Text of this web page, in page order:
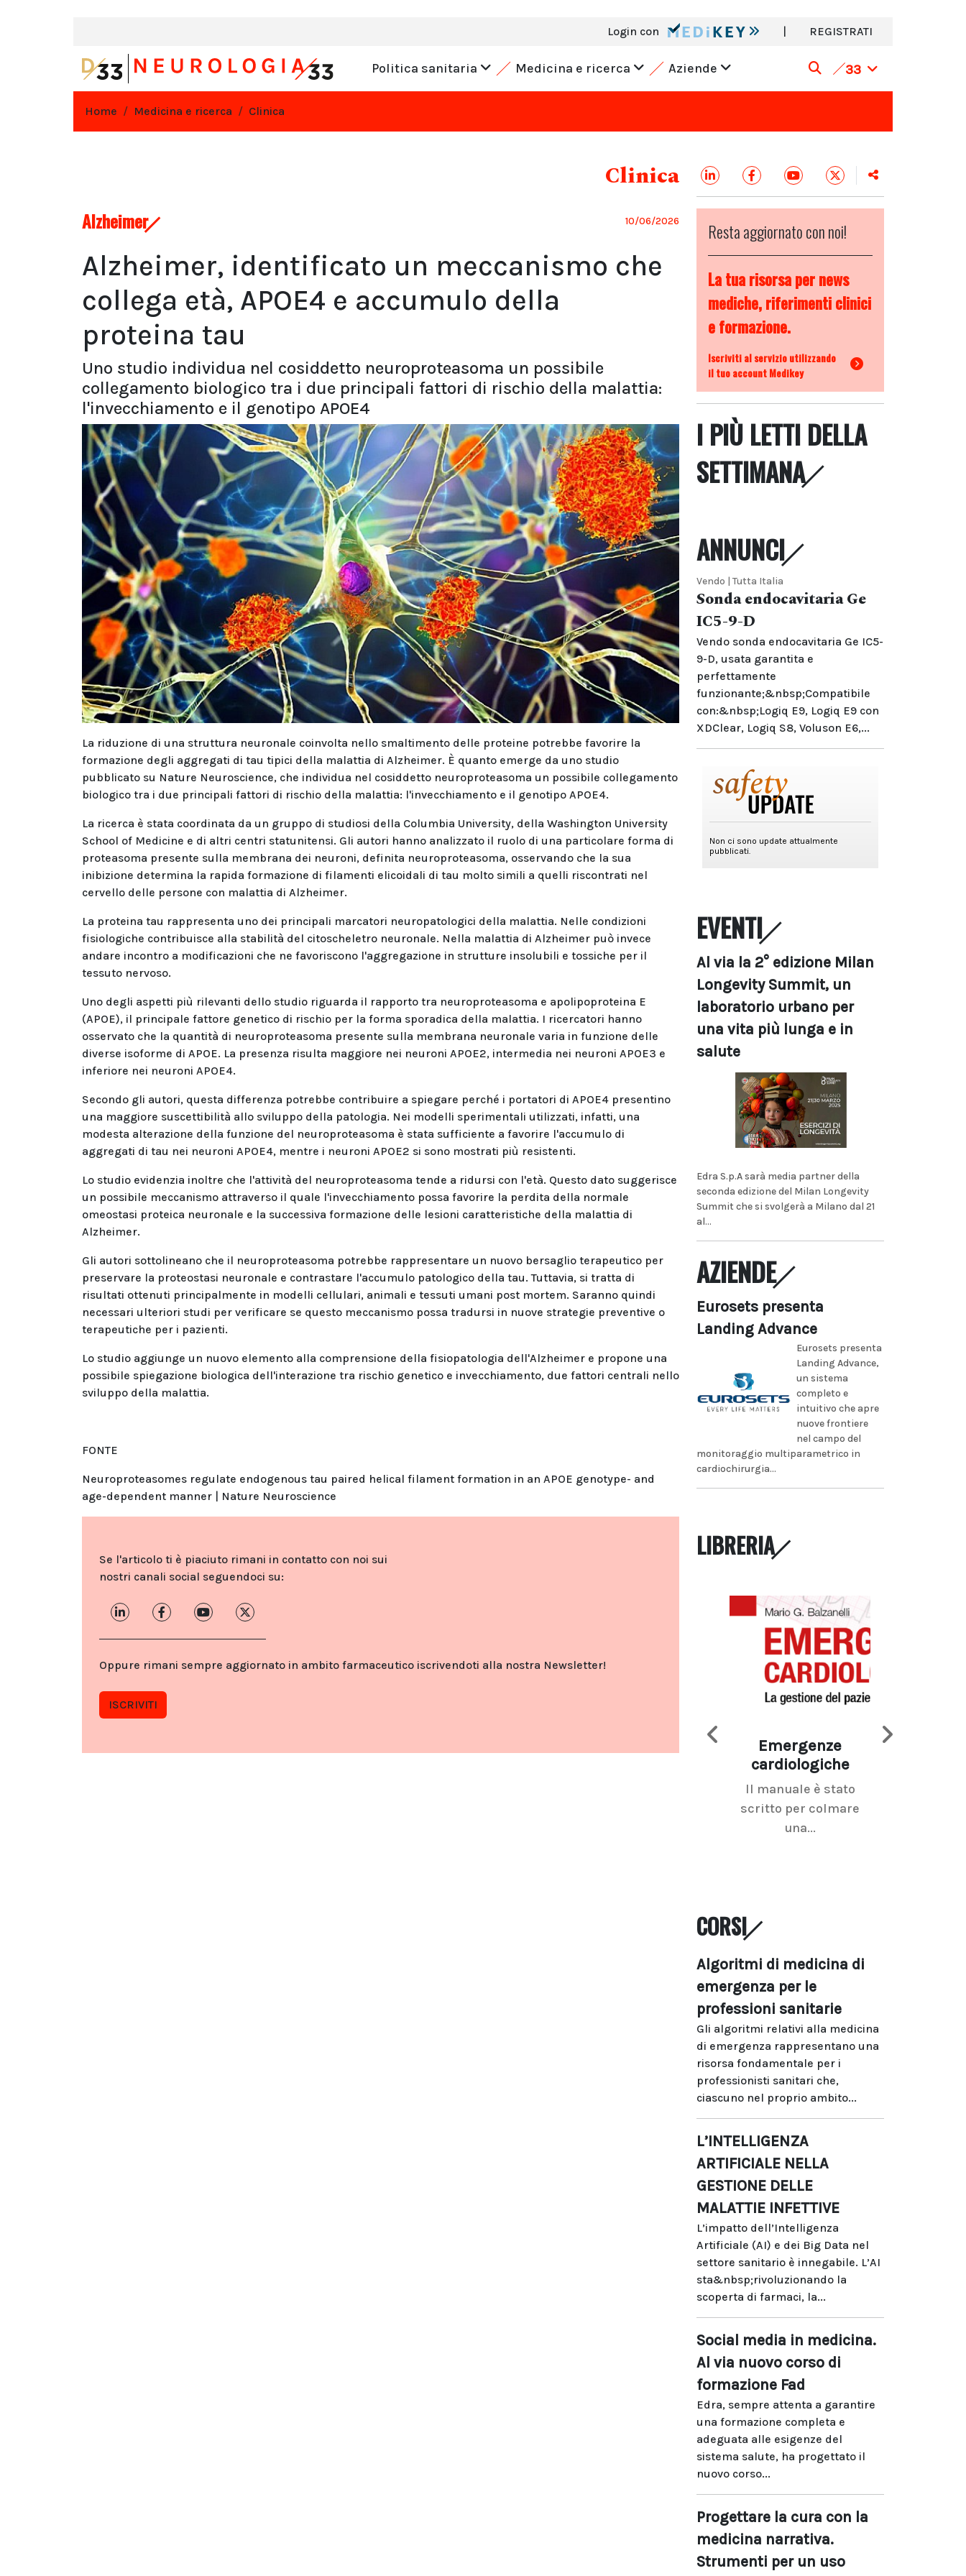
Login con | REGISTRATI
Politica sanitaria Medicina e ricerca Aziende 33
Home Medicina e ricerca Clinica
Clinica
Alzheimer 10/06/2026
Alzheimer, identificato un meccanismo che
collega età, APOE4 e accumulo della
proteina tau
Uno studio individua nel cosiddetto neuroproteasoma un possibile
collegamento biologico tra i due principali fattori di rischio della malattia:
l'invecchiamento e il genotipo APOE4
La riduzione di una struttura neuronale coinvolta nello smaltimento delle proteine potrebbe favorire la
formazione degli aggregati di tau tipici della malattia di Alzheimer. È quanto emerge da uno studio
pubblicato su Nature Neuroscience, che individua nel cosiddetto neuroproteasoma un possibile collegamento
biologico tra i due principali fattori di rischio della malattia: l'invecchiamento e il genotipo APOE4.
La ricerca è stata coordinata da un gruppo di studiosi della Columbia University, della Washington University
School of Medicine e di altri centri statunitensi. Gli autori hanno analizzato il ruolo di una particolare forma di
proteasoma presente sulla membrana dei neuroni, definita neuroproteasoma, osservando che la sua
inibizione determina la rapida formazione di filamenti elicoidali di tau molto simili a quelli riscontrati nel
cervello delle persone con malattia di Alzheimer.
La proteina tau rappresenta uno dei principali marcatori neuropatologici della malattia. Nelle condizioni
fisiologiche contribuisce alla stabilità del citoscheletro neuronale. Nella malattia di Alzheimer può invece
andare incontro a modificazioni che ne favoriscono l'aggregazione in strutture insolubili e tossiche per il
tessuto nervoso.
Uno degli aspetti più rilevanti dello studio riguarda il rapporto tra neuroproteasoma e apolipoproteina E
(APOE), il principale fattore genetico di rischio per la forma sporadica della malattia. I ricercatori hanno
osservato che la quantità di neuroproteasoma presente sulla membrana neuronale varia in funzione delle
diverse isoforme di APOE. La presenza risulta maggiore nei neuroni APOE2, intermedia nei neuroni APOE3 e
inferiore nei neuroni APOE4.
Secondo gli autori, questa differenza potrebbe contribuire a spiegare perché i portatori di APOE4 presentino
una maggiore suscettibilità allo sviluppo della patologia. Nei modelli sperimentali utilizzati, infatti, una
modesta alterazione della funzione del neuroproteasoma è stata sufficiente a favorire l'accumulo di
aggregati di tau nei neuroni APOE4, mentre i neuroni APOE2 si sono mostrati più resistenti.
Lo studio evidenzia inoltre che l'attività del neuroproteasoma tende a ridursi con l'età. Questo dato suggerisce
un possibile meccanismo attraverso il quale l'invecchiamento possa favorire la perdita della normale
omeostasi proteica neuronale e la successiva formazione delle lesioni caratteristiche della malattia di
Alzheimer.
Gli autori sottolineano che il neuroproteasoma potrebbe rappresentare un nuovo bersaglio terapeutico per
preservare la proteostasi neuronale e contrastare l'accumulo patologico della tau. Tuttavia, si tratta di
risultati ottenuti principalmente in modelli cellulari, animali e tessuti umani post mortem. Saranno quindi
necessari ulteriori studi per verificare se questo meccanismo possa tradursi in nuove strategie preventive o
terapeutiche per i pazienti.
Lo studio aggiunge un nuovo elemento alla comprensione della fisiopatologia dell'Alzheimer e propone una
possibile spiegazione biologica dell'interazione tra rischio genetico e invecchiamento, due fattori centrali nello
sviluppo della malattia.
FONTE
Neuroproteasomes regulate endogenous tau paired helical filament formation in an APOE genotype- and
age-dependent manner | Nature Neuroscience
Se l'articolo ti è piaciuto rimani in contatto con noi sui
nostri canali social seguendoci su:
Oppure rimani sempre aggiornato in ambito farmaceutico iscrivendoti alla nostra Newsletter!
ISCRIVITI
Resta aggiornato con noi!
La tua risorsa per news
mediche, riferimenti clinici
e formazione.
Iscriviti al servizio utilizzando
il tuo account Medikey
I PIÙ LETTI DELLA
SETTIMANA
ANNUNCI
Vendo | Tutta Italia
Sonda endocavitaria Ge
IC5-9-D
Vendo sonda endocavitaria Ge IC5-
9-D, usata garantita e
perfettamente
funzionante;&nbsp;Compatibile
con:&nbsp;Logiq E9, Logiq E9 con
XDClear, Logiq S8, Voluson E6,...
EVENTI
Al via la 2° edizione Milan
Longevity Summit, un
laboratorio urbano per
una vita più lunga e in
salute
Edra S.p.A sarà media partner della
seconda edizione del Milan Longevity
Summit che si svolgerà a Milano dal 21
al...
AZIENDE
Eurosets presenta
Landing Advance
Eurosets presenta
Landing Advance,
un sistema
completo e
intuitivo che apre
nuove frontiere
nel campo del
monitoraggio multiparametrico in
cardiochirurgia...
LIBRERIA
Emergenze
cardiologiche
Il manuale è stato
scritto per colmare
una...
CORSI
Algoritmi di medicina di
emergenza per le
professioni sanitarie
Gli algoritmi relativi alla medicina
di emergenza rappresentano una
risorsa fondamentale per i
professionisti sanitari che,
ciascuno nel proprio ambito...
L’INTELLIGENZA
ARTIFICIALE NELLA
GESTIONE DELLE
MALATTIE INFETTIVE
L’impatto dell’Intelligenza
Artificiale (AI) e dei Big Data nel
settore sanitario è innegabile. L’AI
sta&nbsp;rivoluzionando la
scoperta di farmaci, la...
Social media in medicina.
Al via nuovo corso di
formazione Fad
Edra, sempre attenta a garantire
una formazione completa e
adeguata alle esigenze del
sistema salute, ha progettato il
nuovo corso...
Progettare la cura con la
medicina narrativa.
Strumenti per un uso